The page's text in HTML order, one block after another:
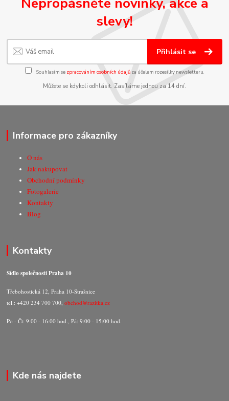
slevy!
Přihlásit se
Souhlasím se zpracováním osobních údajůza účelem rozesílky newsletteru.
Můžete se kdykoli odhlásit. Zasíláme jednou za 14 dní.
Informace pro zákazníky
O nás
Jak nakupovat
Obchodní podmínky
Fotogalerie
Kontakty
Blog
Kontakty
Sídlo společnosti Praha 10
Třebohostická 12, Praha 10-Strašnice
tel.: +420 234 700 700,obchod@razitka.cz
Po - Čt: 9:00 - 16:00 hod., Pá: 9:00 - 15:00 hod.
Kde nás najdete